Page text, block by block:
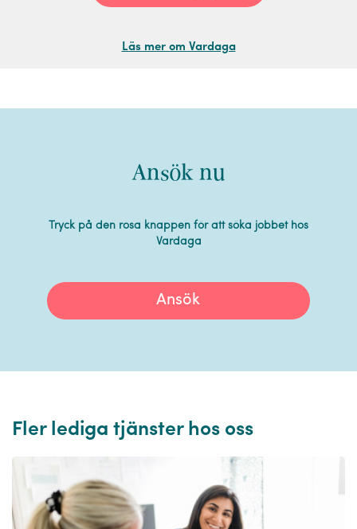
Läs mer om Vardaga
Ansök nu
Tryck på den rosa knappen för att söka jobbet hos
Vardaga
Ansök
Fler lediga tjänster hos oss